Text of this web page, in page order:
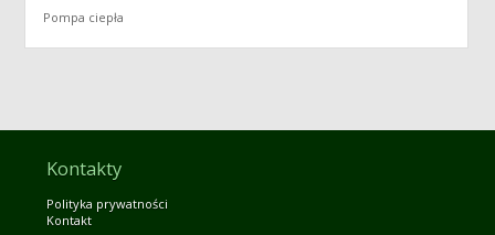
Pompa ciepła
Kontakty
Polityka prywatności
Kontakt